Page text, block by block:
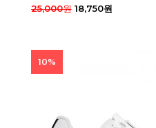
25,000원18,750원
10%